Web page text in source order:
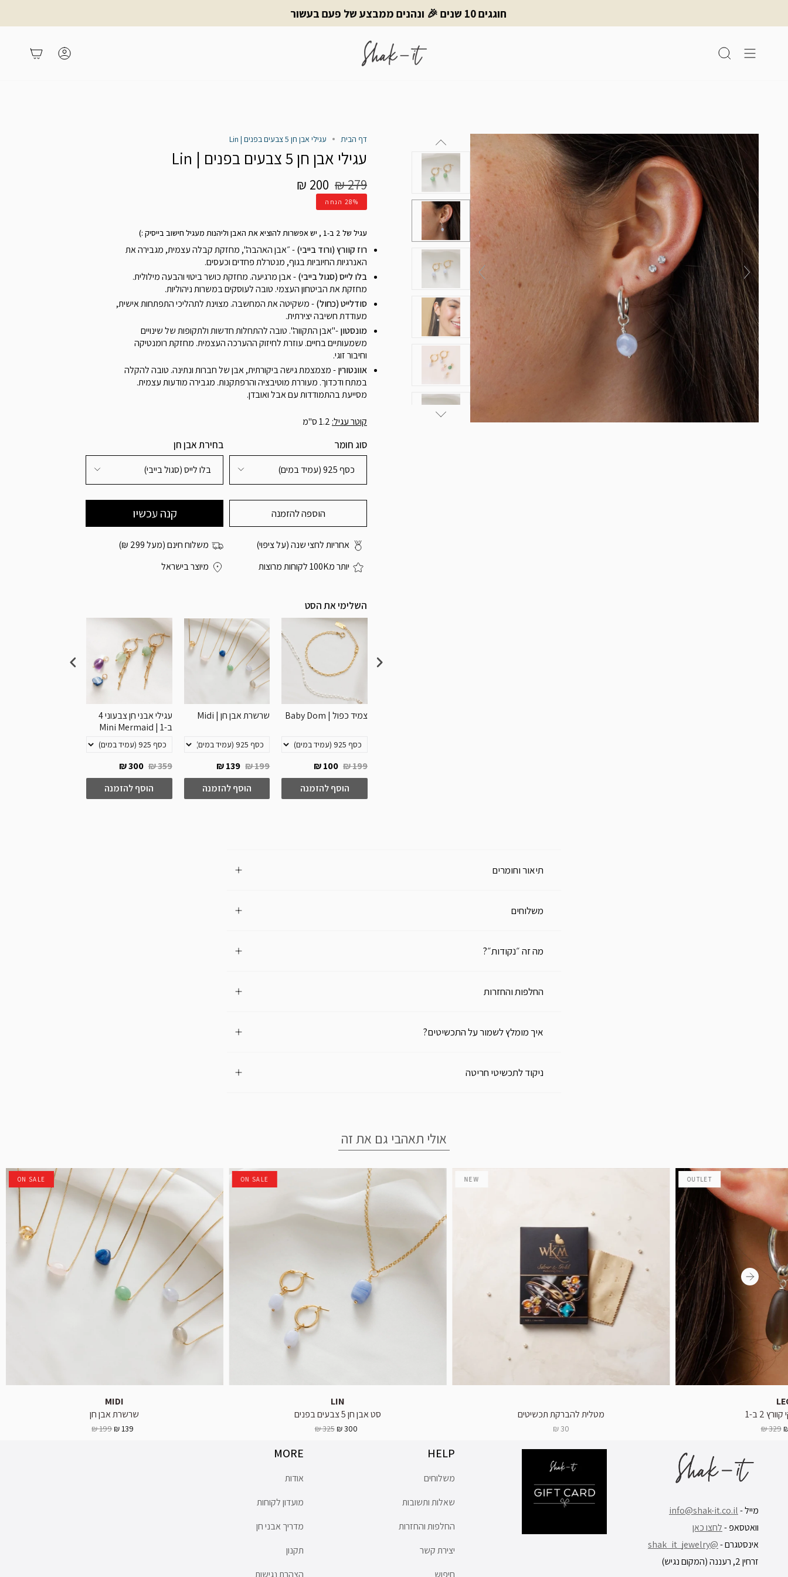
חוגגים 10 שנים 🎉 ונהנים ממבצע של פעם בעשור
חיפוש משתמש
דף הבית עגילי אבן חן 5 צבעים בפנים | Lin
עגילי אבן חן 5 צבעים בפנים | Lin
200 ₪
מחיר
רגיל
279 ₪
28%הנחה
עגיל של 2 ב-1 , יש אפשרות להוציא את האבן וליהנות מעגיל חישוב בייסיק :)
רוז קוורץ (ורוד בייבי)- ״אבן האהבה", מחזקת קבלה עצמית, מגבירה את
האנרגיות החיוביות בגוף, מנטרלת פחדים וכעסים.
בלו לייס (סגול בייבי)- אבן מרגיעה. מחזקת כושר ביטוי והבעה מילולית.
מחזקת את הביטחון העצמי. טובה לעוסקים במשרות ניהוליות.
סודלייט (כחול)- משקיטה את המחשבה. מצוינת לתהליכי התפתחות אישית,
מעודדת חשיבה יצירתית.
מונסטון-"אבן התקווה". טובה להתחלות חדשות ולתקופות של שינויים
משמעותיים בחיים. עוזרת לחיזוק ההערכה העצמית. מחזקת רומנטיקה
וחיבור זוגי.
אוונטורין- מצמצמת גישה ביקורתית, אבן של חברות ונתינה. טובה להקלה
במתח ודכדוך. מעוררת מוטיבציה והרפתקנות. מגבירה מודעות עצמית.
מסייעת בהתמודדות עם אבל ואובדן.
קוטר עגיל:
סוג חומר
כסף 925 (עמיד במים)
בחירת אבן חן
בלו לייס (סגול בייבי)
הוספה להזמנה
אחריות לחצי שנה (על ציפוי)
משלוח חינם (מעל 299 ₪)
יותר מ100K לקוחות מרוצות
מיוצר בישראל
השלימי את הסט
צמיד כפול | Baby Dom
100 ₪
199 ₪
הוסף להזמנה
שרשרת אבן חן | Midi
139 ₪
199 ₪
הוסף להזמנה
עגילי אבני חן צבעוני 4
ב-1 | Mini Mermaid
300 ₪
359 ₪
הוסף להזמנה
תיאור וחומרים
משלוחים
מה זה ״נקודות״?
החלפות והחזרות
איך מומלץ לשמור על התכשיטים?
ניקוד לתכשיטי חריטה
אולי תאהבי גם את זה
ON SALE
MIDI
שרשרת אבן חן
139 ₪
199 ₪
ON SALE
LIN
סט אבן חן 5 צבעים בפנים
300 ₪
325 ₪
NEW
מטלית להברקת תכשיטים
30 ₪
OUTLET
2 ב-1
329 ₪
מייל -info@shak-it.co.il
וואטסאפ -לחצו כאן
אינסטגרם -@shak_it_jewelry
זרחין 2, רעננה (המקום נגיש)
HELP
משלוחים
שאלות ותשובות
החלפות והחזרות
יצירת קשר
MORE
אודות
מועדון לקוחות
מדריך אבני חן
תקנון